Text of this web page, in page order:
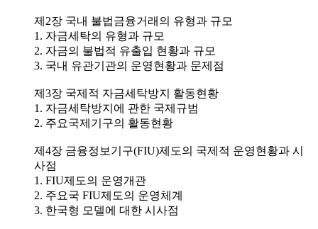
제2장 국내 불법금융거래의 유형과 규모
1. 자금세탁의 유형과 규모
2. 자금의 불법적 유출입 현황과 규모
3. 국내 유관기관의 운영현황과 문제점
제3장 국제적 자금세탁방지 활동현황
1. 자금세탁방지에 관한 국제규범
2. 주요국제기구의 활동현황
제4장 금융정보기구(FIU)제도의 국제적 운영현황과 시
사점
1. FIU제도의 운영개관
2. 주요국 FIU제도의 운영체계
3. 한국형 모델에 대한 시사점